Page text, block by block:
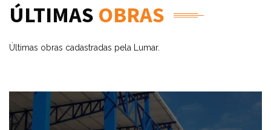
ÚLTIMAS OBRAS
Últimas obras cadastradas pela Lumar.